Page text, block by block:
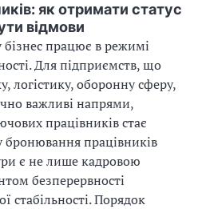
як отримати статус
відмови
працює в режимі
Для підприємств, що
логістику, оборонну сферу,
важливі напрями,
працівників стає
бронювання працівників
є не лише кадровою
безперервності
стабільності. Порядок